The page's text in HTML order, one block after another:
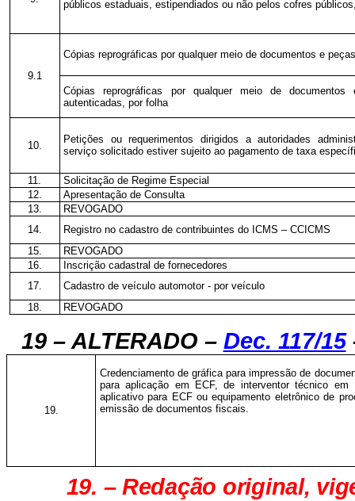
públicos estaduais, estipendiados ou não pelos cofres
9.1
Cópias reprográficas por qualquer meio de documentos e
Cópias reprográficas por qualquer meio de documentos
autenticadas, por folha
10.
Petições ou requerimentos dirigidos a autoridades
serviço solicitado estiver sujeito ao pagamento de taxa
11.
Solicitação de Regime Especial
12.
Apresentação de Consulta
13.
REVOGADO
14.
Registro no cadastro de contribuintes do ICMS – CCICMS
15.
REVOGADO
16.
Inscrição cadastral de fornecedores
17.
Cadastro de veículo automotor - por veículo
18.
REVOGADO
19 – ALTERADO – Dec. 117/15
19.
Credenciamento de gráfica para impressão de
para aplicação em ECF, de interventor técnico em
aplicativo para ECF ou equipamento eletrônico de
emissão de documentos fiscais.
19. – Redação original,